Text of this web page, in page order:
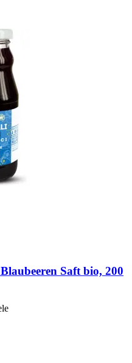
Saft bio, 200